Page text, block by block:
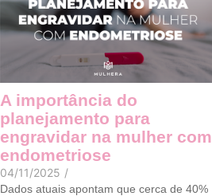
A importância do
planejamento para
engravidar na mulher com
endometriose
04/11/2025 /
Dados atuais apontam que cerca de 40%